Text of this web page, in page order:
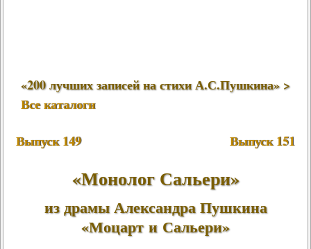
«200 лучших записей на стихи А.С.Пушкина» >
Все каталоги
Выпуск 149 Выпуск 151
«Монолог Сальери»
из драмы Александра Пушкина
«Моцарт и Сальери»